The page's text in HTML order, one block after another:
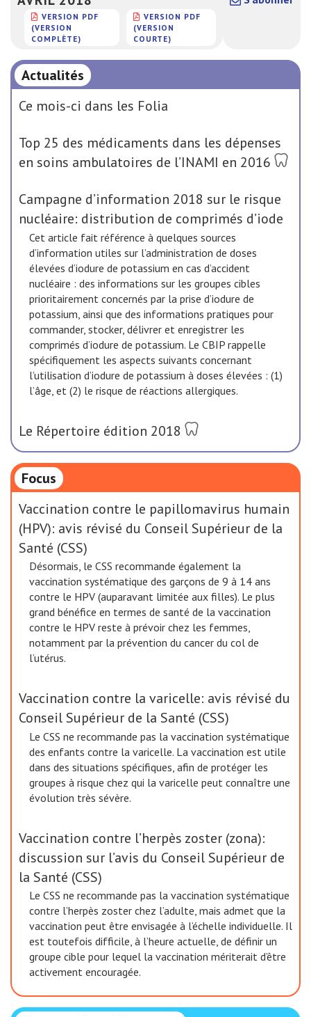
VERSION PDF
(VERSION
COMPLÈTE)
VERSION PDF
(VERSION
COURTE)
Actualités
Ce mois-ci dans les Folia
Top 25 des médicaments dans les dépenses
en soins ambulatoires de l’INAMI en 2016
Campagne d’information 2018 sur le risque
nucléaire: distribution de comprimés d’iode
Cet article fait référence à quelques sources
d’information utiles sur l’administration de doses
élevées d’iodure de potassium en cas d’accident
nucléaire : des informations sur les groupes cibles
prioritairement concernés par la prise d’iodure de
potassium, ainsi que des informations pratiques pour
commander, stocker, délivrer et enregistrer les
comprimés d’iodure de potassium. Le CBIP rappelle
spécifiquement les aspects suivants concernant
l’utilisation d’iodure de potassium à doses élevées : (1)
l’âge, et (2) le risque de réactions allergiques.
Le Répertoire édition 2018
Focus
Vaccination contre le papillomavirus humain
(HPV): avis révisé du Conseil Supérieur de la
Santé (CSS)
Désormais, le CSS recommande également la
vaccination systématique des garçons de 9 à 14 ans
contre le HPV (auparavant limitée aux filles). Le plus
grand bénéfice en termes de santé de la vaccination
contre le HPV reste à prévoir chez les femmes,
notamment par la prévention du cancer du col de
l’utérus.
Vaccination contre la varicelle: avis révisé du
Conseil Supérieur de la Santé (CSS)
Le CSS ne recommande pas la vaccination systématique
des enfants contre la varicelle. La vaccination est utile
dans des situations spécifiques, afin de protéger les
groupes à risque chez qui la varicelle peut connaître une
évolution très sévère.
Vaccination contre l’herpès zoster (zona):
discussion sur l’avis du Conseil Supérieur de
la Santé (CSS)
Le CSS ne recommande pas la vaccination systématique
contre l’herpès zoster chez l’adulte, mais admet que la
vaccination peut être envisagée à l’échelle individuelle. Il
est toutefois difficile, à l’heure actuelle, de définir un
groupe cible pour lequel la vaccination mériterait d’être
activement encouragée.